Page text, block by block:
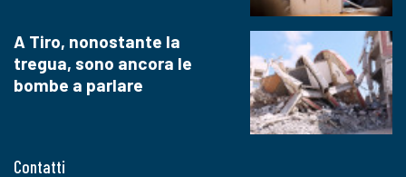
Contatti
A Tiro, nonostante la
tregua, sono ancora le
bombe a parlare